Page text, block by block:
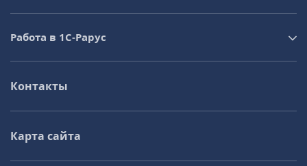
Работа в 1С‑Рарус
Контакты
Карта сайта